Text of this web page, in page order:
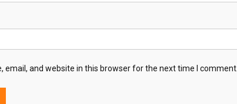
email, and website in this browser for the next time I comment.